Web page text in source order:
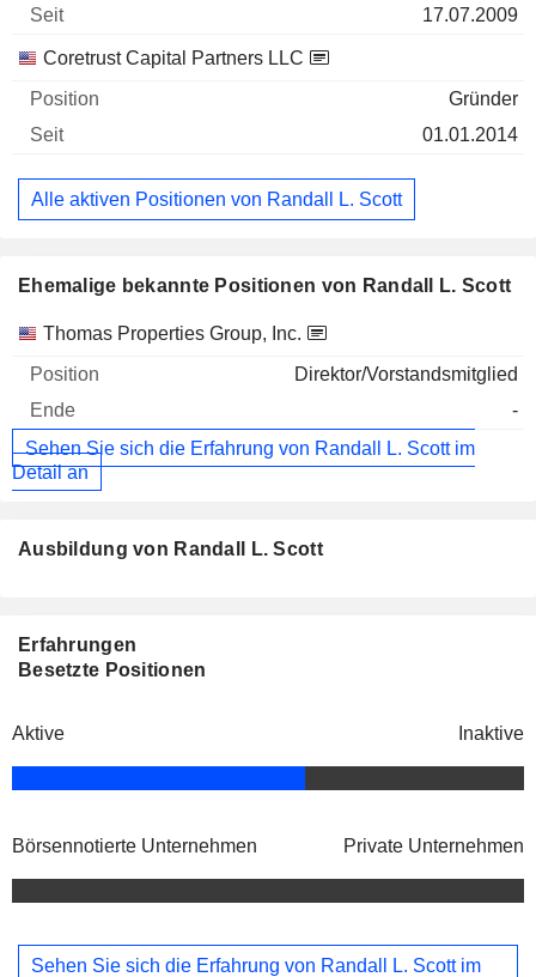
17.07.2009
Coretrust Capital Partners LLC
Gründer
01.01.2014
Alle aktiven Positionen von Randall L. Scott
Ehemalige bekannte Positionen von Randall L. Scott
Unternehmen Position Ende
Thomas Properties Group, Inc.
Direktor/Vorstandsmitglied
-
Sehen Sie sich die Erfahrung von Randall L. Scott im
Detail an
Ausbildung von Randall L. Scott
Erfahrungen
Besetzte Positionen
Aktive Inaktive
Börsennotierte Unternehmen Private Unternehmen
Sehen Sie sich die Erfahrung von Randall L. Scott im